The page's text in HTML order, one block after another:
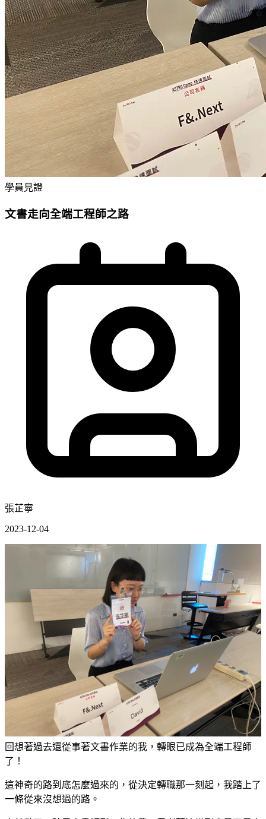
學員見證
文書走向全端工程師之路
張芷寧
2023-12-04
回想著過去還從事著文書作業的我，轉眼已成為全端工程師
了！
這神奇的路到底怎麼過來的，從決定轉職那一刻起，我踏上了
一條從來沒想過的路。